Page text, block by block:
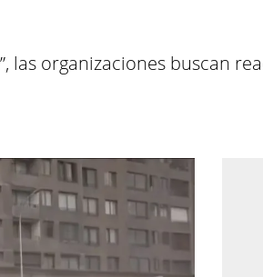
las organizaciones buscan